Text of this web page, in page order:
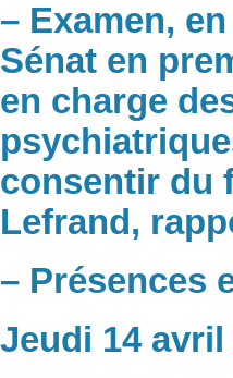
– Examen,
Sénat en
en charge
consentir du
Lefrand,
– Présences
Jeudi 14 avril